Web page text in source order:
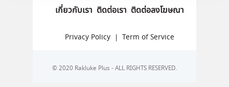
เกี่ยวกับเรา ติดต่อเรา ติดต่อลงโฆษณา
Privacy Policy | Term of Service
© 2020 Rakluke Plus - ALL RIGHTS RESERVED.